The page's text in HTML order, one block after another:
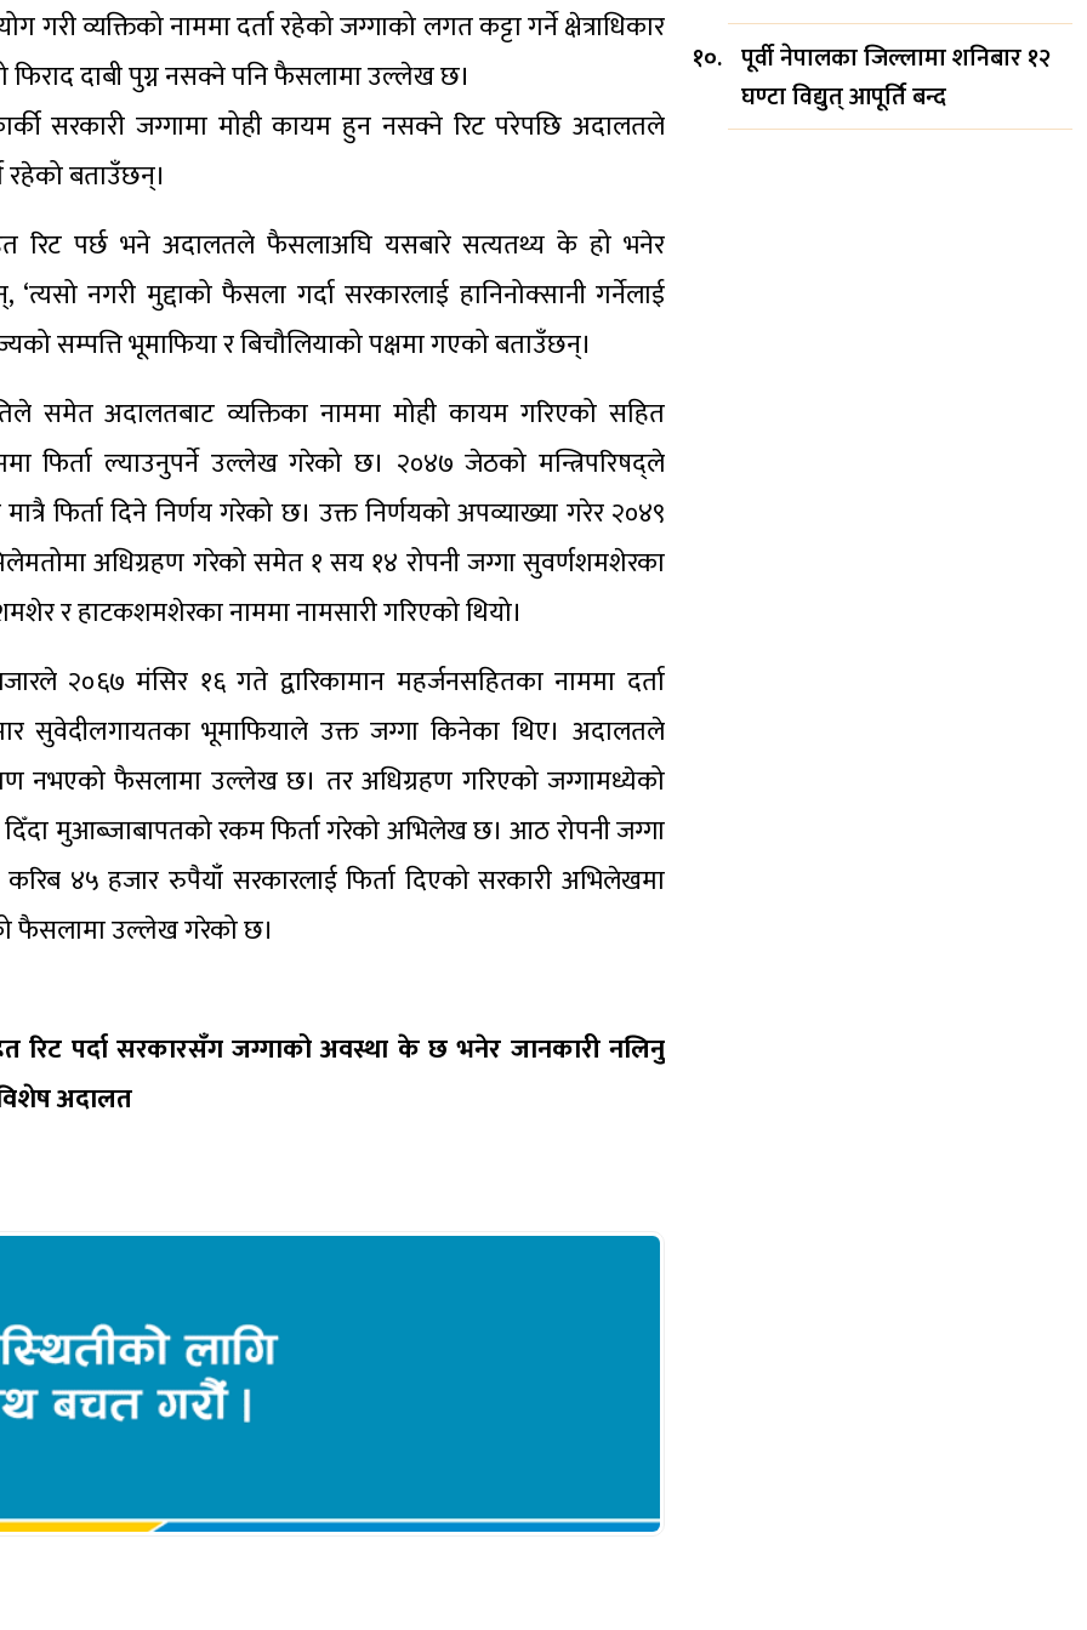
व्यक्तिको नाममा दर्ता रहेको जग्गाको लगत कट्टा गर्ने क्षेत्राधिकार
दाबी पुग्न नसक्ने पनि फैसलामा उल्लेख छ।
सरकारी जग्गामा मोही कायम हुन नसक्ने रिट परेपछि अदालतले
रहेको बताउँछन्।
रिट पर्छ भने अदालतले फैसलाअघि यसबारे सत्यतथ्य के हो भनेर
नगरी मुद्दाको फैसला गर्दा सरकारलाई हानिनोक्सानी गर्नेलाई
सम्पत्ति भूमाफिया र बिचौलियाको पक्षमा गएको बताउँछन्।
समेत अदालतबाट व्यक्तिका नाममा मोही कायम गरिएको सहित
फिर्ता ल्याउनुपर्ने उल्लेख गरेको छ। २०४७ जेठको मन्त्रिपरिषद्ले
फिर्ता दिने निर्णय गरेको छ। उक्त निर्णयको अपव्याख्या गरेर २०४९
अधिग्रहण गरेको समेत १ सय १४ रोपनी जग्गा सुवर्णशमशेरका
र हाटकशमशेरका नाममा नामसारी गरिएको थियो।
२०६७ मंसिर १६ गते द्वारिकामान महर्जनसहितका नाममा दर्ता
सुवेदीलगायतका भूमाफियाले उक्त जग्गा किनेका थिए। अदालतले
नभएको फैसलामा उल्लेख छ। तर अधिग्रहण गरिएको जग्गामध्येको
मुआब्जाबापतको रकम फिर्ता गरेको अभिलेख छ। आठ रोपनी जग्गा
४५ हजार रुपैयाँ सरकारलाई फिर्ता दिएको सरकारी अभिलेखमा
फैसलामा उल्लेख गरेको छ।
रिट पर्दा सरकारसँग जग्गाको अवस्था के छ भनेर जानकारी नलिनु
अदालत
पूर्वी नेपालका जिल्लामा शनिबार १२
घण्टा विद्युत् आपूर्ति बन्द